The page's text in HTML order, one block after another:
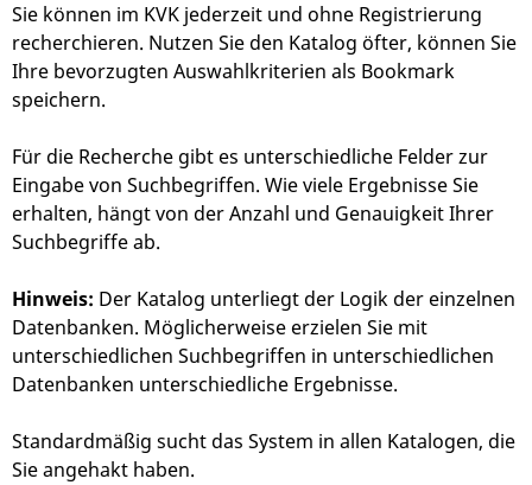
Sie können im KVK jederzeit und ohne Registrierung
recherchieren. Nutzen Sie den Katalog öfter, können Sie
Ihre bevorzugten Auswahlkriterien als Bookmark
speichern.
Für die Recherche gibt es unterschiedliche Felder zur
Eingabe von Suchbegriffen. Wie viele Ergebnisse Sie
erhalten, hängt von der Anzahl und Genauigkeit Ihrer
Suchbegriffe ab.
Hinweis: Der Katalog unterliegt der Logik der einzelnen
Datenbanken. Möglicherweise erzielen Sie mit
unterschiedlichen Suchbegriffen in unterschiedlichen
Datenbanken unterschiedliche Ergebnisse.
Standardmäßig sucht das System in allen Katalogen, die
Sie angehakt haben.